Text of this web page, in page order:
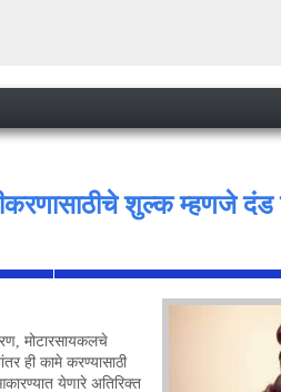
शुल्क म्हणजे दंड
मोटारसायकलचे
ही कामे करण्यासाठी
येणारे अतिरिक्त